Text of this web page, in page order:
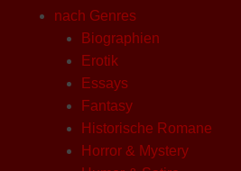
nach Genres
Biographien
Erotik
Essays
Fantasy
Historische Romane
Horror & Mystery